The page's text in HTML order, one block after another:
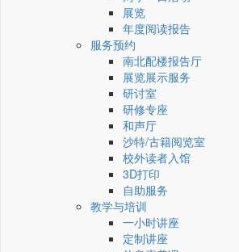
展览
年度阅读报告
服务预约
南北配楼报告厅
展览展示服务
研讨室
研修专座
和声厅
沙特/古籍阅览室
校外读者入馆
3D打印
自助服务
教学与培训
一小时讲座
定制讲座